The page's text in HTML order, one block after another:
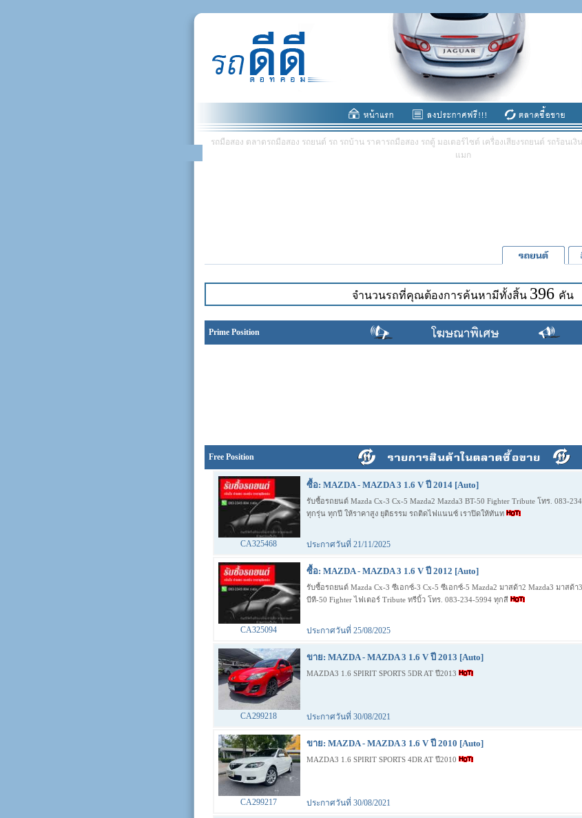
รถมือสอง ตลาดรถมือสอง รถยนต์ รถ รถบ้าน ราคารถมือสอง รถตู้ มอเตอร์ไซต์ เครื่องเสียงรถยนต์ รถร้อนเ
แมก
จำนวนรถที่คุณต้องการค้นหามีทั้งสิ้น 396 คัน
Prime Position
Free Position
ซื้อ: MAZDA - MAZDA 3 1.6 V ปี 2014 [Auto]
รับซื้อรถยนต์ Mazda Cx-3 Cx-5 Mazda2 Mazda3 BT-50 Fighter Tribute โทร. 083-
ทุกรุ่น ทุกปี ให้ราคาสูง ยุติธรรม รถติดไฟแนนซ์ เราปิดให้ทันท
CA325468 ประกาศวันที่ 21/11/2025
ซื้อ: MAZDA - MAZDA 3 1.6 V ปี 2012 [Auto]
รับซื้อรถยนต์ Mazda Cx-3 ซีเอกซ์-3 Cx-5 ซีเอกซ์-5 Mazda2 มาสด้า2 Mazda3 มาสด้า
บีที-50 Fighter ไฟเตอร์ Tribute ทรีบิ้ว โทร. 083-234-5994 ทุกสี
CA325094 ประกาศวันที่ 25/08/2025
ขาย: MAZDA - MAZDA 3 1.6 V ปี 2013 [Auto]
MAZDA3 1.6 SPIRIT SPORTS 5DR AT ปี2013
CA299218 ประกาศวันที่ 30/08/2021
ขาย: MAZDA - MAZDA 3 1.6 V ปี 2010 [Auto]
MAZDA3 1.6 SPIRIT SPORTS 4DR AT ปี2010
CA299217 ประกาศวันที่ 30/08/2021